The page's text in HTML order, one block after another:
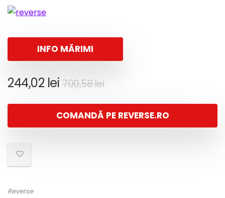
INFO MĂRIMI
700,58leiPrețul
a
fost:
244,02 lei
Prețul
este:
244,02 lei.
COMANDĂ PE REVERSE.RO
Reverse